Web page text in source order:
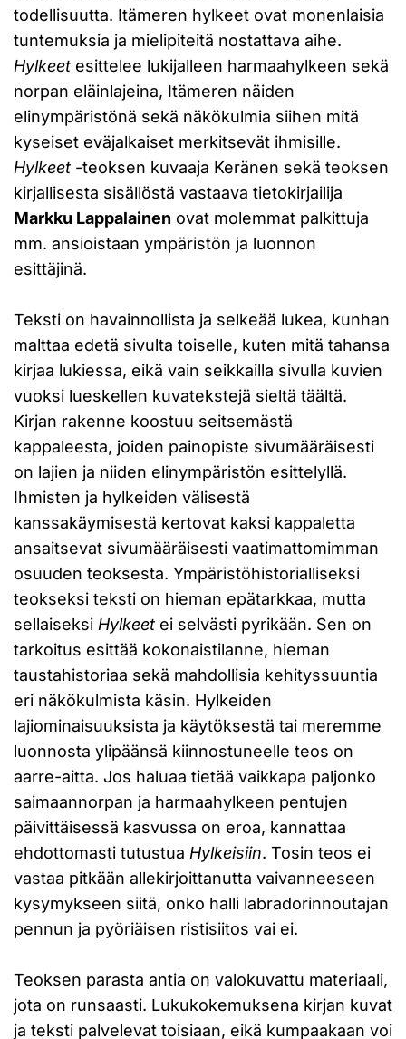
todellisuutta. Itämeren hylkeet ovat monenlaisia
tuntemuksia ja mielipiteitä nostattava aihe.
Hylkeet esittelee lukijalleen harmaahylkeen sekä
norpan eläinlajeina, Itämeren näiden
elinympäristönä sekä näkökulmia siihen mitä
kyseiset eväjalkaiset merkitsevät ihmisille.
Hylkeet -teoksen kuvaaja Keränen sekä teoksen
kirjallisesta sisällöstä vastaava tietokirjailija
Markku Lappalainen ovat molemmat palkittuja
mm. ansioistaan ympäristön ja luonnon
esittäjinä.
Teksti on havainnollista ja selkeää lukea, kunhan
malttaa edetä sivulta toiselle, kuten mitä tahansa
kirjaa lukiessa, eikä vain seikkailla sivulla kuvien
vuoksi lueskellen kuvatekstejä sieltä täältä.
Kirjan rakenne koostuu seitsemästä
kappaleesta, joiden painopiste sivumääräisesti
on lajien ja niiden elinympäristön esittelyllä.
Ihmisten ja hylkeiden välisestä
kanssakäymisestä kertovat kaksi kappaletta
ansaitsevat sivumääräisesti vaatimattomimman
osuuden teoksesta. Ympäristöhistorialliseksi
teokseksi teksti on hieman epätarkkaa, mutta
sellaiseksi Hylkeet ei selvästi pyrikään. Sen on
tarkoitus esittää kokonaistilanne, hieman
taustahistoriaa sekä mahdollisia kehityssuuntia
eri näkökulmista käsin. Hylkeiden
lajiominaisuuksista ja käytöksestä tai meremme
luonnosta ylipäänsä kiinnostuneelle teos on
aarre-aitta. Jos haluaa tietää vaikkapa paljonko
saimaannorpan ja harmaahylkeen pentujen
päivittäisessä kasvussa on eroa, kannattaa
ehdottomasti tutustua Hylkeisiin. Tosin teos ei
vastaa pitkään allekirjoittanutta vaivanneeseen
kysymykseen siitä, onko halli labradorinnoutajan
pennun ja pyöriäisen ristisiitos vai ei.
Teoksen parasta antia on valokuvattu materiaali,
jota on runsaasti. Lukukokemuksena kirjan kuvat
ja teksti palvelevat toisiaan, eikä kumpaakaan voi